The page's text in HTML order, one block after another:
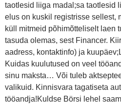
taotlesid liiga madal;sa taotlesid
elus on kuskil registrisse sellest,
küll mitmeid põhimõtteliselt laen
tasuda olemas, sest Financer.
aadress, kontaktinfo) ja
Kuidas kuulutused on veel
sinu maksta… Või tuleb
valikuid. Kinnisvara tagatiseta
tööandja!Kuldse Börsi lehel